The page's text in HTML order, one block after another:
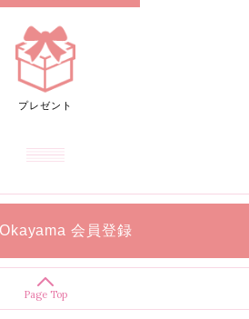
プレゼント
会員登録
Page Top